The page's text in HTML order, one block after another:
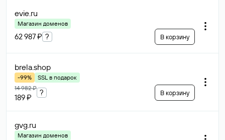
evie.ru
Магазин доменов
62 987 ₽ ? В корзину
brela.shop
-99%
SSL в подарок
14 982 ₽
189 ₽
? В корзину
gvg.ru
Магазин доменов